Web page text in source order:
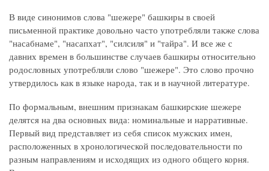
В виде синонимов слова "шежере" башкиры в своей
письменной практике довольно часто употребляли также слова
"насабнаме", "насапхат", "силсиля" и "тайра". И все же с
давних времен в большинстве случаев башкиры относительно
родословных употребляли слово "шежере". Это слово прочно
утвердилось как в языке народа, так и в научной литературе.
По формальным, внешним признакам башкирские шежере
делятся на два основных вида: номинальные и нарративные.
Первый вид представляет из себя список мужских имен,
расположенных в хронологической последовательности по
разным направлениям и исходящих из одного общего корня.